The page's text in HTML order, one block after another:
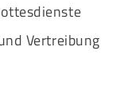
Vertreibung